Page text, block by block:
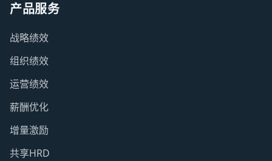
产品服务
战略绩效
组织绩效
运营绩效
薪酬优化
增量激励
共享HRD